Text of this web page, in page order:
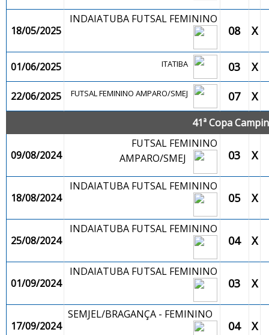
18/05/2025
INDAIATUBA FUTSAL FEMININO
08 X
01/06/2025 ITATIBA 03 X
22/06/2025 FUTSAL FEMININO AMPARO/SMEJ 07 X
41ª Copa
09/08/2024
FUTSAL FEMININO
AMPARO/SMEJ
03 X
18/08/2024
INDAIATUBA FUTSAL FEMININO
05 X
25/08/2024
INDAIATUBA FUTSAL FEMININO
04 X
01/09/2024
INDAIATUBA FUTSAL FEMININO
03 X
17/09/2024
SEMJEL/BRAGANÇA - FEMININO
04 X